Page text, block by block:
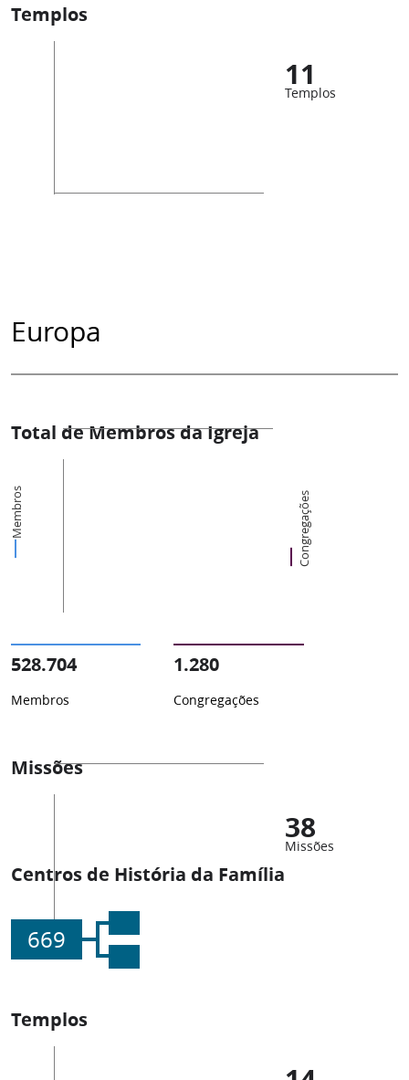
Templos
11
Templos
Europa
Total de Membros da Igreja
Membros Congregações
528.704
Membros
1.280
Congregações
Missões
38
Missões
Centros de História da Família
669
Templos